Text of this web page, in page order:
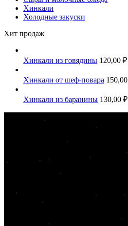
Хинкали
Холодные закуски
Хит продаж
Хинкали из говядины 120,00 ₽
Хинкали от шеф-повара 150,00
Хинкали из баранины 130,00 ₽